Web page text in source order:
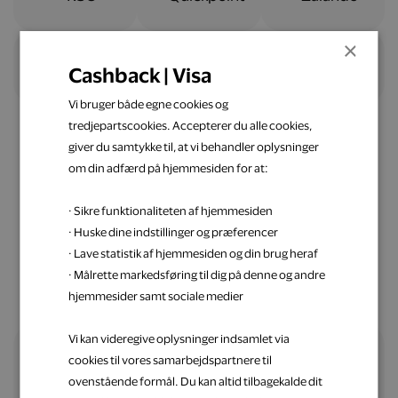
Nemt og ligetil
Spar penge op med Visa
Alle fordele samlet ét sted
×
Cashback | Visa
Vi bruger både egne cookies og
tredjepartscookies. Accepterer du alle cookies,
giver du samtykke til, at vi behandler oplysninger
om din adfærd på hjemmesiden for at:
· Sikre funktionaliteten af hjemmesiden
· Huske dine indstillinger og præferencer
· Lave statistik af hjemmesiden og din brug heraf
· Målrette markedsføring til dig på denne og andre
hjemmesider samt sociale medier
Vi kan videregive oplysninger indsamlet via
cookies til vores samarbejdspartnere til
ovenstående formål. Du kan altid tilbagekalde dit